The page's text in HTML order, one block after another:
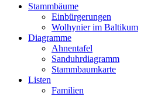
Stammbäume
Einbürgerungen
Wolhynier im Baltikum
Diagramme
Ahnentafel
Sanduhrdiagramm
Stammbaumkarte
Listen
Familien